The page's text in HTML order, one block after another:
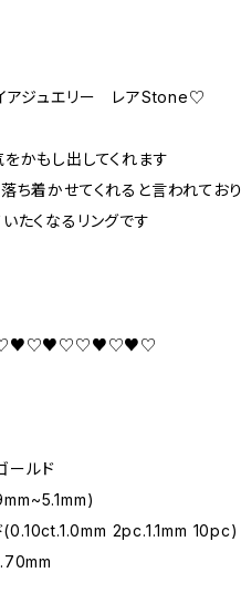
アジュエリー レアStone♡
かもし出してくれます
ち着かせてくれると言われており
たくなるリングです
ールド
(0.10ct.1.0mm 2pc.1.1mm 10pc)